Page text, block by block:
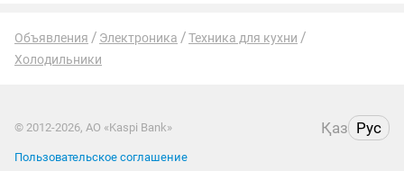
Объявления Электроника
Техника для кухни
Холодильники
© 2012-2026, АО «Kaspi Bank» Қаз Рус
Пользовательское соглашение